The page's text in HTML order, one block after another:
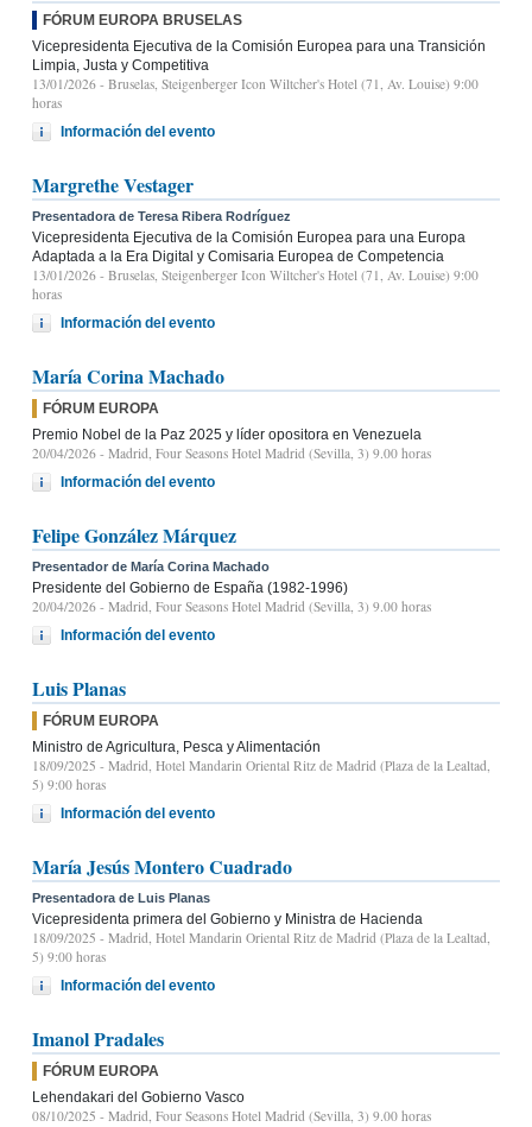
FÓRUM EUROPA BRUSELAS
Vicepresidenta Ejecutiva de la Comisión Europea para una Transición
Limpia, Justa y Competitiva
13/01/2026 - Bruselas, Steigenberger Icon Wiltcher's Hotel (71, Av. Louise) 9:00
horas
Información del evento
Margrethe Vestager
Presentadora de Teresa Ribera Rodríguez
Vicepresidenta Ejecutiva de la Comisión Europea para una Europa
Adaptada a la Era Digital y Comisaria Europea de Competencia
13/01/2026 - Bruselas, Steigenberger Icon Wiltcher's Hotel (71, Av. Louise) 9:00
horas
Información del evento
María Corina Machado
FÓRUM EUROPA
Premio Nobel de la Paz 2025 y líder opositora en Venezuela
20/04/2026 - Madrid, Four Seasons Hotel Madrid (Sevilla, 3) 9.00 horas
Información del evento
Felipe González Márquez
Presentador de María Corina Machado
Presidente del Gobierno de España (1982-1996)
20/04/2026 - Madrid, Four Seasons Hotel Madrid (Sevilla, 3) 9.00 horas
Información del evento
Luis Planas
FÓRUM EUROPA
Ministro de Agricultura, Pesca y Alimentación
18/09/2025 - Madrid, Hotel Mandarin Oriental Ritz de Madrid (Plaza de la Lealtad,
5) 9:00 horas
Información del evento
María Jesús Montero Cuadrado
Presentadora de Luis Planas
Vicepresidenta primera del Gobierno y Ministra de Hacienda
18/09/2025 - Madrid, Hotel Mandarin Oriental Ritz de Madrid (Plaza de la Lealtad,
5) 9:00 horas
Información del evento
Imanol Pradales
FÓRUM EUROPA
Lehendakari del Gobierno Vasco
08/10/2025 - Madrid, Four Seasons Hotel Madrid (Sevilla, 3) 9.00 horas